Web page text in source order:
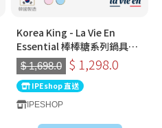
Korea King - La Vie En
Essential 棒棒糖系列鍋具套
裝｜ 2026全新棉花糖藍色｜
韓國不黏鑊推薦2026
$ 1,698.0 $ 1,298.0
IPEshop 直送
IPESHOP